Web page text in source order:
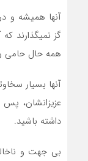
آنها هميشه و
گز نميگذارند
همه حال حامي و
آنها بسيار
عزيزانشان، پس
داشته باشيد.
بی ‌جهت و